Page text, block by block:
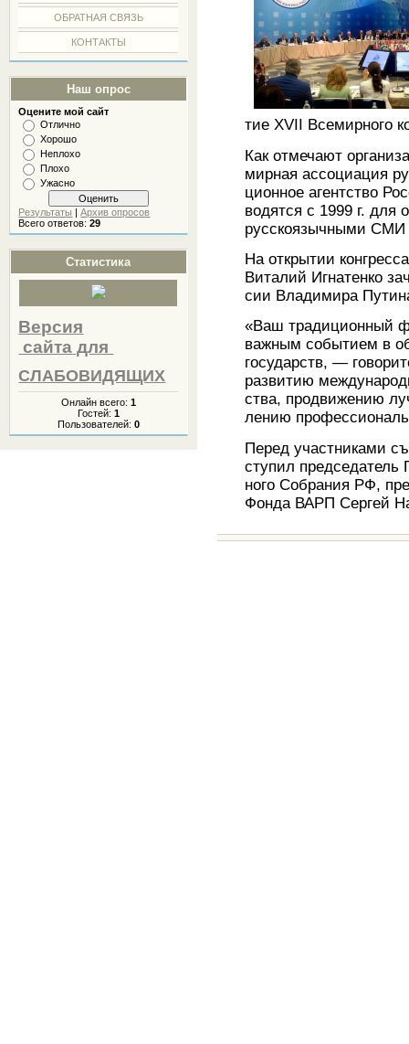
ОБРАТНАЯ СВЯЗЬ
КОНТАКТЫ
Наш опрос
Оцените мой сайт
Отлично
Хорошо
Неплохо
Плохо
Ужасно
Результаты |Архив опросов
Всего ответов:29
Статистика
Версия
сайта для
СЛАБОВИДЯЩИХ
Онлайн всего: 1
Гостей: 1
Пользователей: 0
тие XVII Все­мир­но­го
Как от­ме­ча­ют
мир­ная ас­со­ци­а­ция
ци­он­ное агент­ство
во­дят­ся с 1999 г.
рус­ско­языч­ны­ми СМИ
На от­кры­тии
Ви­та­лий Иг­на­тен­ко
сии Вла­ди­ми­ра
«Ваш тра­ди­ци­он­ный
важ­ным со­бы­ти­ем в
го­су­дарств, —
раз­ви­тию
ства, про­дви­же­нию
ле­нию
Перед участ­ни­ка­ми
сту­пил
но­го Со­бра­ния РФ,
Фонда ВАРП Сер­гей